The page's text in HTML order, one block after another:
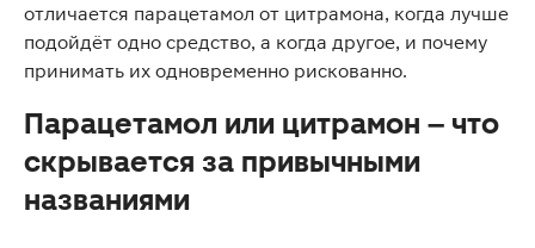
отличается парацетамол от цитрамона, когда лучше
подойдёт одно средство, а когда другое, и почему
принимать их одновременно рискованно.
Парацетамол или цитрамон – что
скрывается за привычными
названиями